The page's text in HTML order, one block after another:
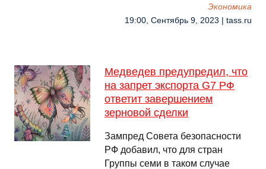
Экономика
19:00, Сентябрь 9, 2023 | tass.ru
Медведев предупредил, что
на запрет экспорта G7 РФ
ответит завершением
зерновой сделки
Зампред Совета безопасности
РФ добавил, что для стран
Группы семи в таком случае